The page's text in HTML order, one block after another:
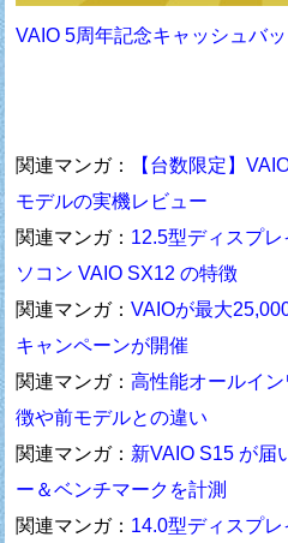
VAIO 5周年記念キャッシュバ
関連マンガ：
【台数限定】
モデルの実機レビュー
関連マンガ： 12.5型ディスプ
ソコン VAIO SX12 の特徴
関連マンガ：VAIOが最大
キャンペーンが開催
関連マンガ：高性能オールイ
徴や前モデルとの違い
関連マンガ： 新VAIO S15 が届
ー＆ベンチマークを計測
関連マンガ： 14.0型ディスプ